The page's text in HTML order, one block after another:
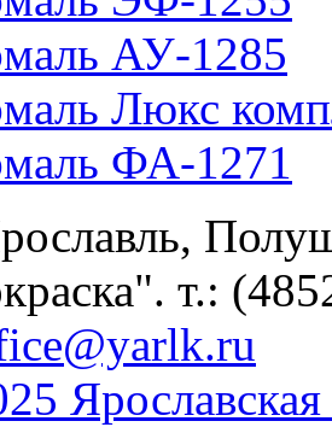
АУ-1285
Люкс
ФА-1271
т.: